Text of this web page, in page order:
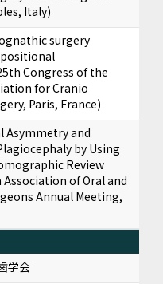
Italy)
surgery
Congress of the
for Cranio
Paris, France)
Asymmetry and
by Using
Review
of Oral and
Annual Meeting,
学会